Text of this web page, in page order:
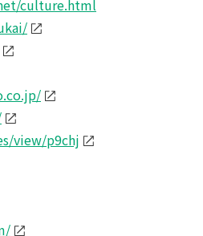
culture.html
view/p9chj